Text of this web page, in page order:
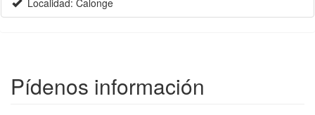
Pídenos información